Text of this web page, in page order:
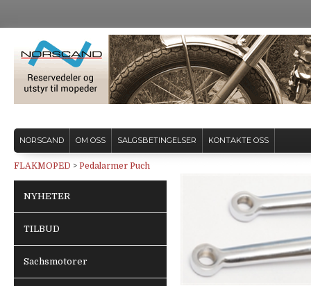
NORSCAND OM OSS SALGSBETINGELSER KONTAKTE OSS
FLAKMOPED > Pedalarmer Puch
NYHETER
TILBUD
Sachsmotorer